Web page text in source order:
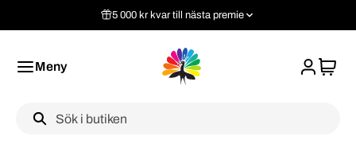
5 000 kr kvar till nästa premie
Meny
Label